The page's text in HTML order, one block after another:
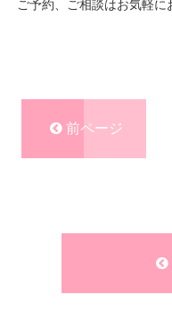
ご予約、ご相談はお気軽
前ページ